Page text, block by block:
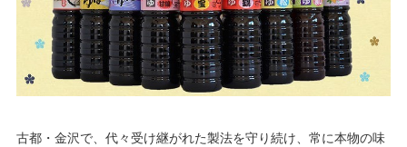
古都・金沢で、代々受け継がれた製法を守り続け、常に本物の味